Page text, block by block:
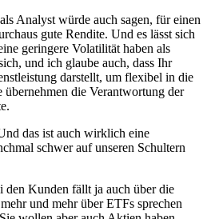
Analyst würde auch sagen, für einen
gute Rendite. Und es lässt sich
geringere Volatilität haben als
und ich glaube auch, dass Ihr
darstellt, um flexibel in die
die Verantwortung der
das ist auch wirklich eine
schwer auf unseren Schultern
den Kunden fällt ja auch über die
und mehr über ETFs sprechen